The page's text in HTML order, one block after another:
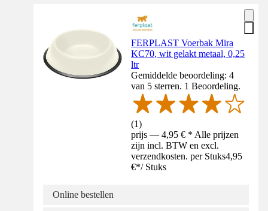
FERPLAST Voerbak Mira
KC70, wit gelakt metaal, 0,25
ltr
Gemiddelde beoordeling: 4
van 5 sterren. 1 Beoordeling.
(1)
prijs — 4,95 € * Alle prijzen
zijn incl. BTW en excl.
verzendkosten. per Stuks4,95
€*/ Stuks
Online bestellen